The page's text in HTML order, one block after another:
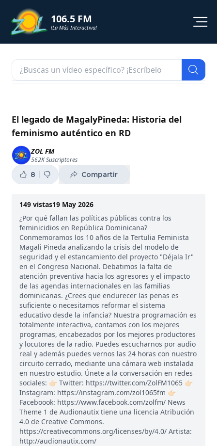
106.5 FM
!La Más Interactiva!
NOTICIAS
SHORTS
PODCAST
ZOL TV
El legado de MagalyPineda: Historia del
feminismo auténtico en RD
ZOL FM
562KSuscriptores
8 Compartir
149 vistas19 May 2026
¿Por qué fallan las políticas públicas contra los
feminicidios en República Dominicana?
Conmemoramos los 10 años de la Tertulia Feminista
Magali Pineda analizando la crisis del modelo de
seguridad y el estancamiento del proyecto "Déjala Ir"
en el Congreso Nacional. Debatimos la falta de
atención preventiva hacia los agresores y el impacto
de las agendas internacionales en las familias
dominicanas. ¿Crees que endurecer las penas es
suficiente o necesitamos reformar el sistema
educativo desde la infancia? Nuestra programación es
totalmente interactiva, contamos con los mejores
programas, encabezados por los mejores productores
y locutores de la radio. Puedes escucharnos por audio
real y además puedes vernos las 24 horas con nuestro
circuito cerrado, mediante una cámara web instalada
en nuestro estudio. Únete a la conversación en redes
sociales: 👉🏻 Twitter: https://twitter.com/ZolFM1065 👉🏻
Instagram: https://instagram.com/zol1065fm 👉🏻
Faceboook: https://www.facebook.com/zolfm/ News
Theme 1 de Audionautix tiene una licencia Atribución
4.0 de Creative Commons.
https://creativecommons.org/licenses/by/4.0/ Artista:
http://audionautix.com/